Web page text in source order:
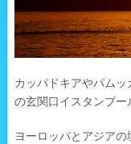
カッパドキアやパム
の玄関口イスタンブー
ヨーロッパとアジア